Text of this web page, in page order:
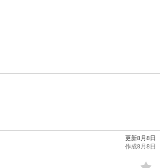
更新8月8日
作成8月8日